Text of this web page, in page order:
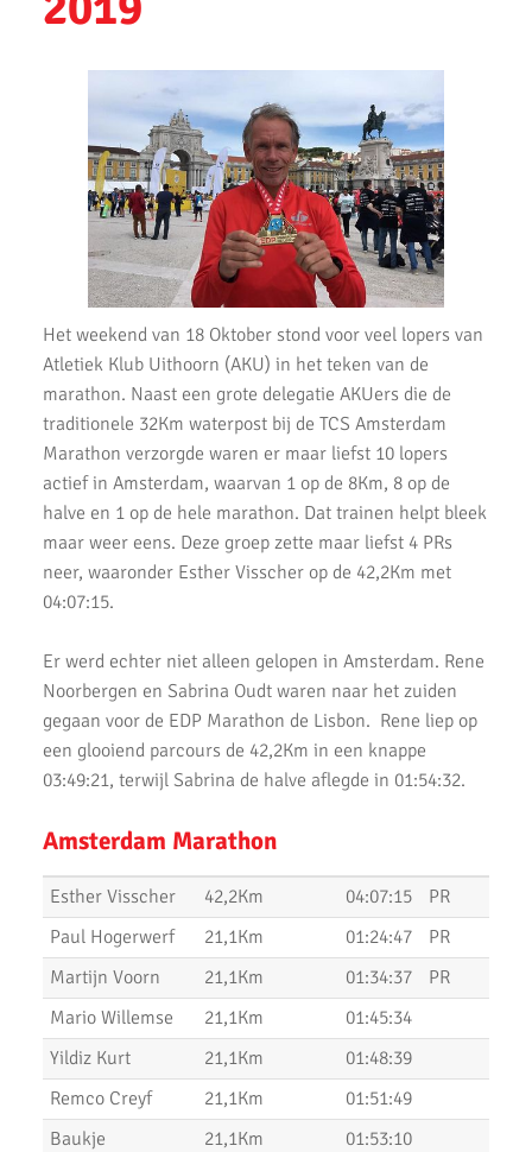
Uithoorns Mooiste de Loop 2023 weer geweldig loopfeest
Zilveren Turfloop 2022
Wijnmarathon met AKU
Uitslagen Omloop van Noordwijkerhout 2022
Uitslagen Uithoorns Mooiste 2022
Uitslagen Weekend 09 April 2022
Uitslagen Weekend 2 April 2022
Uitslagen Weekend 27 Maart 2022
Uitslagen Weekend 20 Maart 2022
AKU lopers beginnen wedstrijden weer te vinden
Uitslagen 21 November 2021
Top Prestaties AKU op Marathon & Triathlon
6 nieuwe club records op 1 avond
Uitslagen 3000m & 5000m Test
Uitslagen 12 Minuten Test (Februari 2021)
Marathon van Uithoorn 2020
AKU 10K Tijdloop
AKU Kipchoge Challenge 2020
Uitslagen 1 maart 2020
Uitslagen Bosdijkloop 2020
Uitslagen Midwinter Marathon Apeldoorn 2020
Het weekend van 18 Oktober stond voor veel lopers van
Atletiek Klub Uithoorn (AKU) in het teken van de
marathon. Naast een grote delegatie AKUers die de
traditionele 32Km waterpost bij de TCS Amsterdam
Marathon verzorgde waren er maar liefst 10 lopers
actief in Amsterdam, waarvan 1 op de 8Km, 8 op de
halve en 1 op de hele marathon. Dat trainen helpt bleek
maar weer eens. Deze groep zette maar liefst 4 PRs
neer, waaronder Esther Visscher op de 42,2Km met
04:07:15.
Er werd echter niet alleen gelopen in Amsterdam. Rene
Noorbergen en Sabrina Oudt waren naar het zuiden
gegaan voor de EDP Marathon de Lisbon. Rene liep op
een glooiend parcours de 42,2Km in een knappe
03:49:21, terwijl Sabrina de halve aflegde in 01:54:32.
Amsterdam Marathon
Esther Visscher 42,2Km 04:07:15
PR
Paul Hogerwerf
21,1Km 01:24:47
PR
Martijn Voorn
21,1Km 01:34:37
PR
Mario Willemse
21,1Km
01:45:34
Yildiz Kurt
21,1Km
01:48:39
Remco Creyf
21,1Km
01:51:49
Baukje
21,1Km 01:53:10